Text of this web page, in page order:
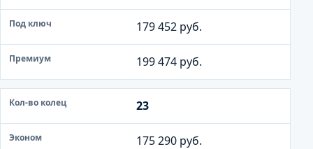
179 452 руб.
199 474 руб.
23
175 290 руб.